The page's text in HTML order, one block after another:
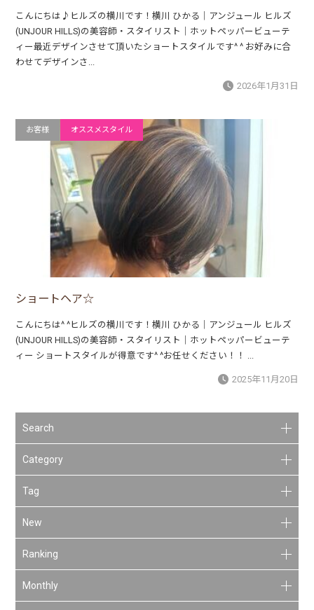
こんにちは♪ヒルズの横川です！横川 ひかる｜アンジュール ヒルズ
(UNJOUR HILLS)の美容師・スタイリスト｜ホットペッパービューテ
ィー最近デザインさせて頂いたショートスタイルです^ ^ お好みに合
わせてデザインさ...
2026年1月31日
お客様 オススメスタイル
ショートヘア☆
こんにちは^ ^ヒルズの横川です！横川 ひかる｜アンジュール ヒルズ
(UNJOUR HILLS)の美容師・スタイリスト｜ホットペッパービューテ
ィー ショートスタイルが得意です^ ^お任せください！！ ...
2025年11月20日
Search
Category
Tag
New
Ranking
Monthly